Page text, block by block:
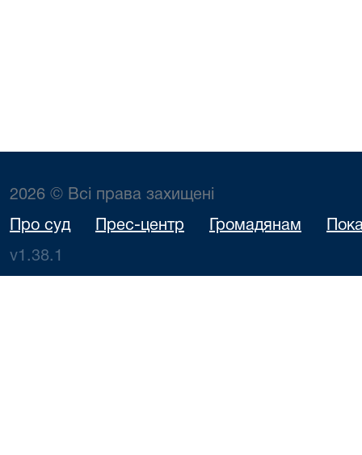
2026 © Всі права захищені
Про суд Прес-центр Громадянам
v1.38.1